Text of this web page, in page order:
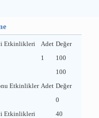
Etkinlikleri Adet Değer
1
100
100
Etkinlikler Adet Değer
0
Etkinlikleri
40